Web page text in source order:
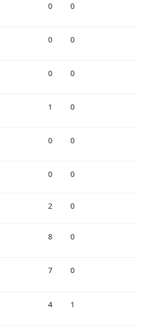
0 0
0 0
0 0
1 0
0 0
0 0
2 0
8 0
7 0
4 1